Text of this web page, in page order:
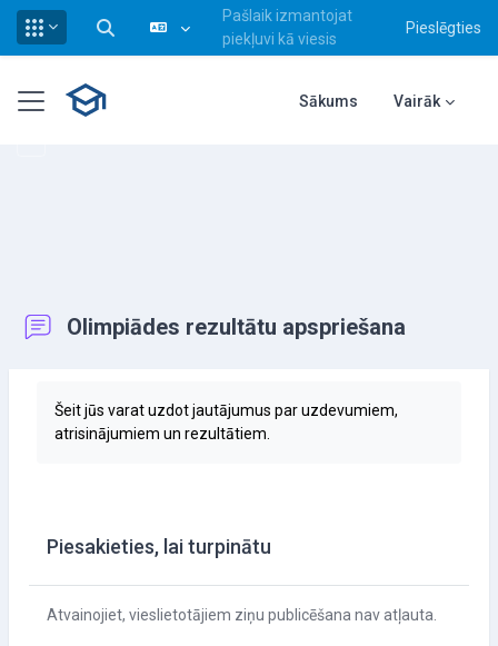
Pārslēgt meklēšanas ievadi
Pašlaik izmantojat
piekļuvi kā viesis
Pieslēgties
Sānu panelis Sākums Vairāk
Olimpiādes rezultātu apspriešana
Šeit jūs varat uzdot jautājumus par uzdevumiem,
atrisinājumiem un rezultātiem.
Piesakieties, lai turpinātu
Atvainojiet, vieslietotājiem ziņu publicēšana nav atļauta.